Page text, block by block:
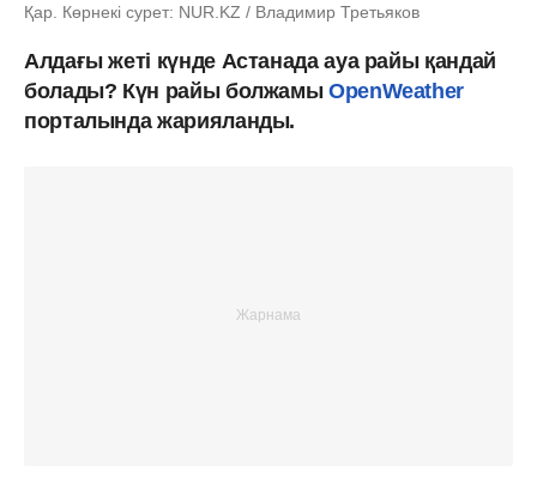
Қар. Көрнекі сурет: NUR.KZ / Владимир Третьяков
Алдағы жеті күнде Астанада ауа райы қандай
болады? Күн райы болжамы OpenWeather
порталында жарияланды.